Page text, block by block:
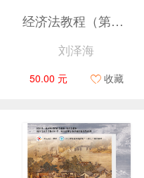
经济法教程（第二版）
刘泽海
50.00 元 收藏